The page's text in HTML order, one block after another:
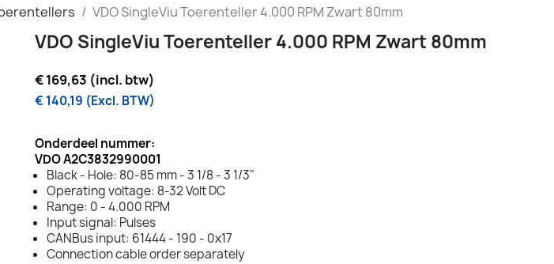
VDO SingleViu Toerenteller 4.000 RPM Zwart 80mm
VDO SingleViu Toerenteller 4.000 RPM Zwart 80mm
€ 169,63 (incl. btw)
€ 140,19 (Excl. BTW)
Onderdeel nummer:
VDO A2C3832990001
Black - Hole: 80-85 mm - 3 1/8 - 3 1/3"
Operating voltage: 8-32 Volt DC
Range: 0 - 4.000 RPM
Input signal: Pulses
CANBus input: 61444 - 190 - 0x17
Connection cable order separately